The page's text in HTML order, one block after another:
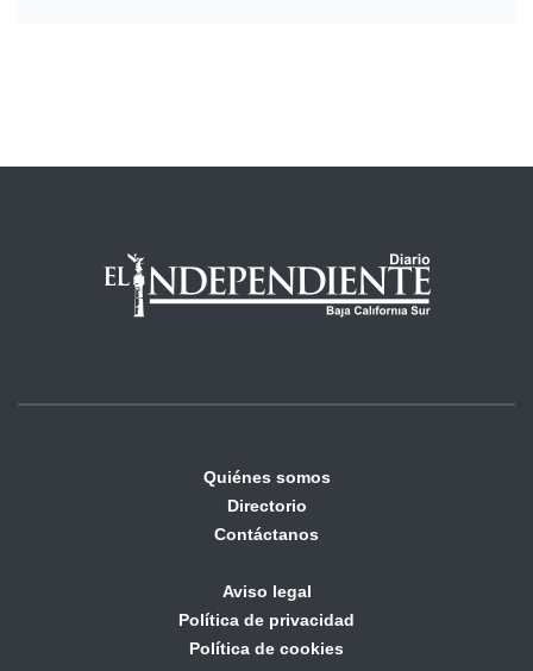
Quiénes somos
Directorio
Contáctanos
Aviso legal
Política de privacidad
Política de cookies